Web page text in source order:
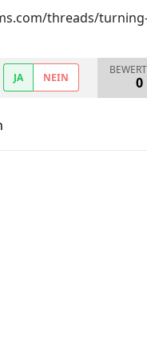
threads/
JA NEIN 0